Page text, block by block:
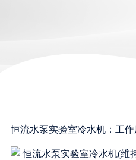
恒流水泵实验室冷水机：工